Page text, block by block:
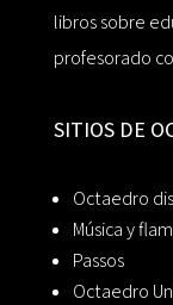
libros sobre
profesorado
SITIOS DE
Octaedro
Música y
Passos
Octaedro